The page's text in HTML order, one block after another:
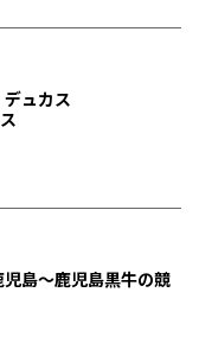
ュカス
島～鹿児島黒牛の競